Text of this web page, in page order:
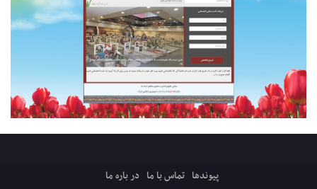
پیوندها تماس با ما در باره ما